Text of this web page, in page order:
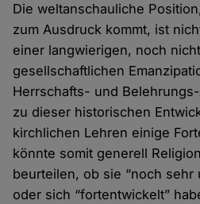
Die weltanschauliche
zum Ausdruck kommt, ist
einer langwierigen, noch
gesellschaftlichen
Herrschafts- und
zu dieser historischen
kirchlichen Lehren einige
könnte somit generell
beurteilen, ob sie “noch sehr
oder sich “fortentwickelt”